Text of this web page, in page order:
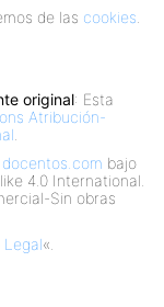
de las cookies
original: Esta
Atribución-
.
docentos.com bajo
4.0 International.
Sin obras
Legal«.